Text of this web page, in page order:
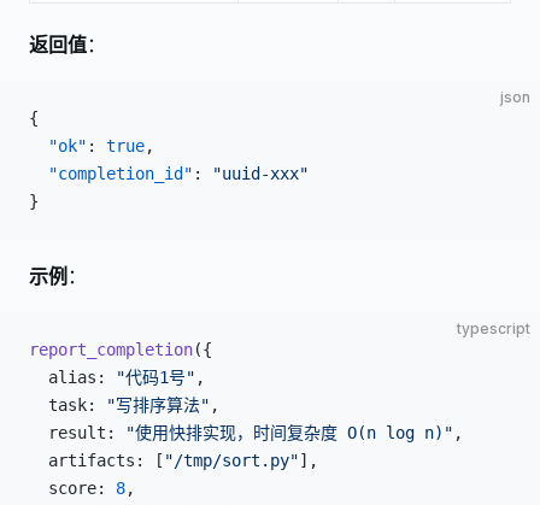
返回值：
json
{
  "ok"
: true,
  "completion_id"
:
"uuid-xxx"
}
示例 ：
typescript
report_completion({
  alias:
"代码1号" ,
  task:
"写排序算法" ,
  result:
"使用快排实现，时间复杂度 O(n log n)" ,
  artifacts: [
"/tmp/sort.py"],
  score:
8,